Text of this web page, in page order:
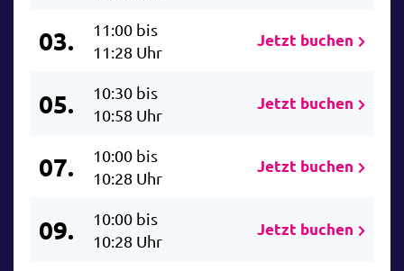
03.
11:00 bis
11:28 Uhr
Jetzt buchen
05.
10:30 bis
10:58 Uhr
Jetzt buchen
07.
10:00 bis
10:28 Uhr
Jetzt buchen
09.
10:00 bis
10:28 Uhr
Jetzt buchen